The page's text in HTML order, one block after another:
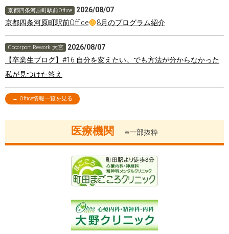
京都四条河原町駅前Office
2026/08/07
京都四条河原町駅前Office
8月のプログラム紹介
Cocorport Rework 大宮
2026/08/07
【卒業生ブログ】#16 自分を変えたい。でも方法が分からなかった
私が見つけた答え
→ Office情報一覧を見る
医療機関 ※一部抜粋